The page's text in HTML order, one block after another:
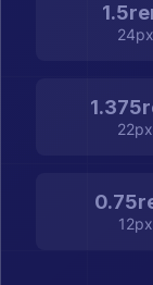
24px
22px
12px